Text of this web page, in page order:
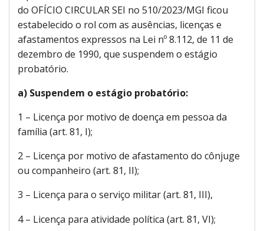
do OFÍCIO CIRCULAR SEI no 510/2023/MGI ficou
estabelecido o rol com as ausências, licenças e
afastamentos expressos na Lei nº 8.112, de 11 de
dezembro de 1990, que suspendem o estágio
probatório.
a) Suspendem o estágio probatório:
1 – Licença por motivo de doença em pessoa da
família (art. 81, I);
2 – Licença por motivo de afastamento do cônjuge
ou companheiro (art. 81, II);
3 – Licença para o serviço militar (art. 81, III),
4 – Licença para atividade política (art. 81, VI);